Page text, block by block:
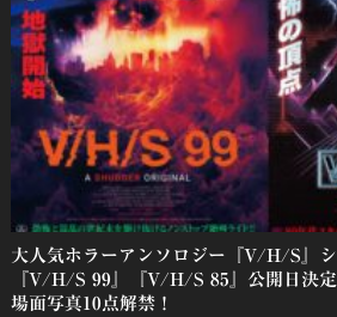
大人気ホラーアンソロジー『V/H/S』
『V/H/S 99』『V/H/S 85』公開日決定
場面写真10点解禁！